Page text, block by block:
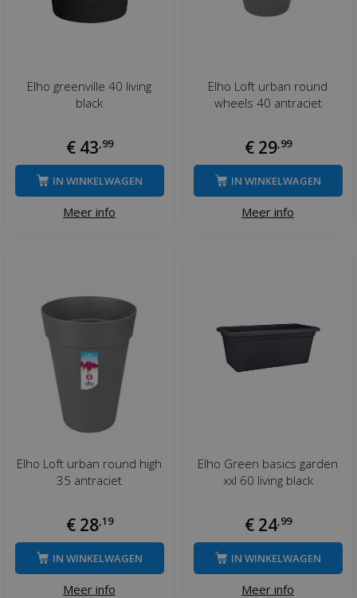
Elho greenville 40 living
black
€ 43 99
Meer info
IN WINKELWAGEN
Elho Loft urban round
wheels 40 antraciet
€ 29, 99
Meer info
IN WINKELWAGEN
Elho Loft urban round high
35 antraciet
€ 28 19
Meer info
IN WINKELWAGEN
Elho Green basics garden
xxl 60 living black
€ 24 99
Meer info
IN WINKELWAGEN